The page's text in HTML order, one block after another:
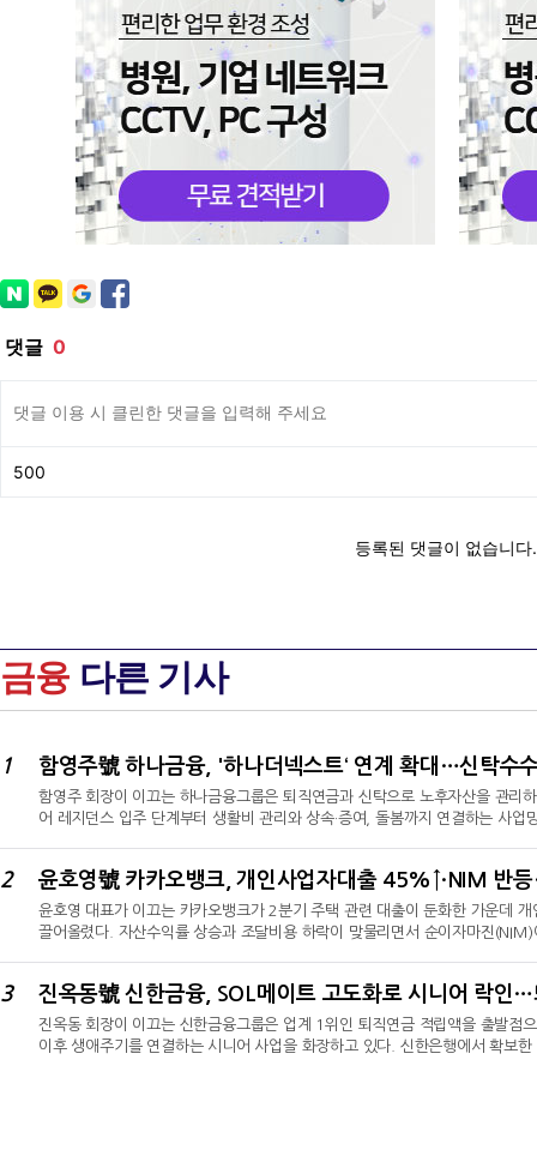
금융 다른 기사
1
함영주 회장이 이끄는 하나금융그룹은 퇴직연금과 신탁으로 노후자산을 관리
어 레지던스 입주 단계부터 생활비 관리와 상속·증여, 돌봄까지 연결하는 사
으며 신탁수수료이익은 2160억원으로 두 배 넘게 확대됐다.퇴직연금·자산관
2
윤호영 대표가 이끄는 카카오뱅크가 2분기 주택 관련 대출이 둔화한 가운데
끌어올렸다. 자산수익률 상승과 조달비용 하락이 맞물리면서 순이자마진
만 Fee 수익이 두 자릿수 성장한 것과 달리 플랫폼 수익 증가율은 2.5%에 그
3
진옥동 회장이 이끄는 신한금융그룹은 업계 1위인 퇴직연금 적립액을 출발점
이후 생애주기를 연결하는 시니어 사업을 화장하고 있다. 신한은행에서 확보